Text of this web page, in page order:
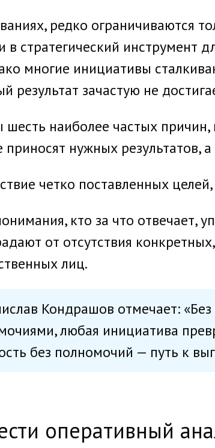
редко ограничиваются
в стратегический инструмент
многие инициативы
зачастую не
наиболее частых
приносят нужных
четко поставленных
кто за что
от отсутствия
лиц.
Кондрашов отмечает:
любая инициатива
без полномочий — путь к
оперативный